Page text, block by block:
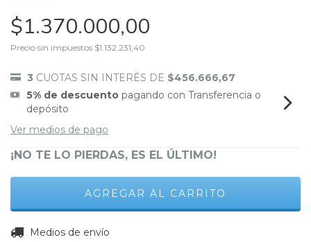
$1.370.000,00
Precio sin impuestos $1.132.231,40
3 CUOTAS SIN INTERÉS DE $456.666,67
5% de descuento pagando con Transferencia o
depósito
Ver medios de pago
¡NO TE LO PIERDAS, ES EL ÚLTIMO!
Entregas para el CP:
Medios de envío